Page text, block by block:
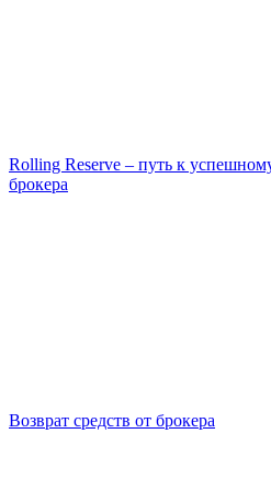
Rolling Reserve – путь к
брокера
Возврат средств от брокера